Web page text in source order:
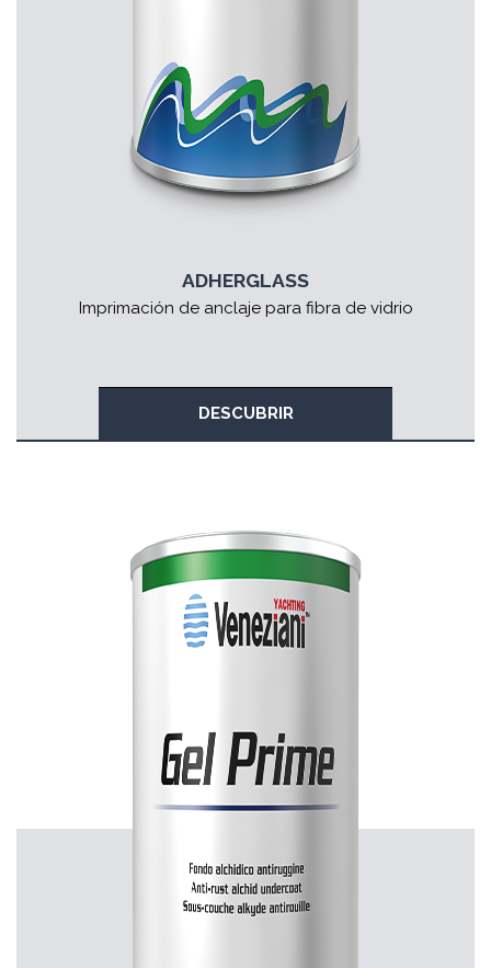
ADHERGLASS
Imprimación de anclaje para fibra de vidrio
DESCUBRIR